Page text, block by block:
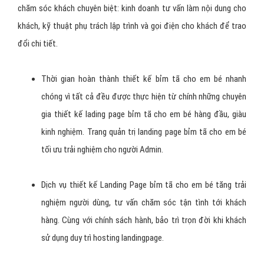
chăm sóc khách chuyên biệt: kinh doanh tư vấn làm nội dung cho
khách, kỹ thuật phụ trách lập trình và gọi điện cho khách để trao
đổi chi tiết.
Thời gian hoàn thành thiết kế bỉm tã cho em bé nhanh
chóng vì tất cả đều được thực hiện từ chính những chuyên
gia thiết kế lading page bỉm tã cho em bé hàng đầu, giàu
kinh nghiệm. Trang quản trị landing page bỉm tã cho em bé
tối ưu trải nghiệm cho người Admin.
Dịch vụ thiết kế Landing Page bỉm tã cho em bé tăng trải
nghiệm người dùng, tư vấn chăm sóc tận tình tới khách
hàng. Cùng với chính sách hành, bảo trì trọn đời khi khách
sử dụng duy trì hosting landingpage.